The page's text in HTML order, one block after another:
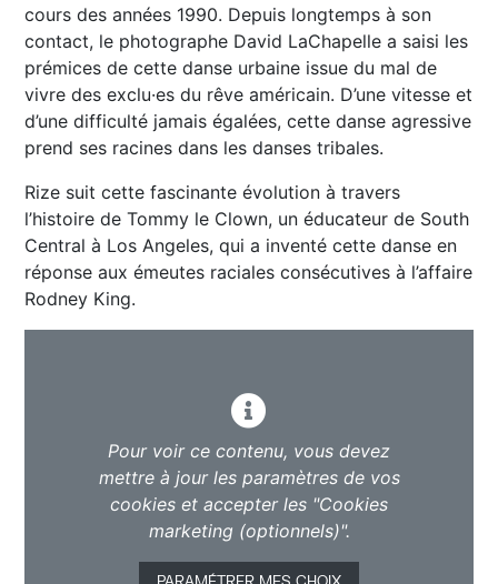
cours des années 1990. Depuis longtemps à son
contact, le photographe David LaChapelle a saisi les
prémices de cette danse urbaine issue du mal de
vivre des exclu·es du rêve américain. D’une vitesse et
d’une difficulté jamais égalées, cette danse agressive
prend ses racines dans les danses tribales.
Rize suit cette fascinante évolution à travers
l’histoire de Tommy le Clown, un éducateur de South
Central à Los Angeles, qui a inventé cette danse en
réponse aux émeutes raciales consécutives à l’affaire
Rodney King.
Pour voir ce contenu, vous devez
mettre à jour les paramètres de vos
cookies et accepter les "Cookies
marketing (optionnels)".